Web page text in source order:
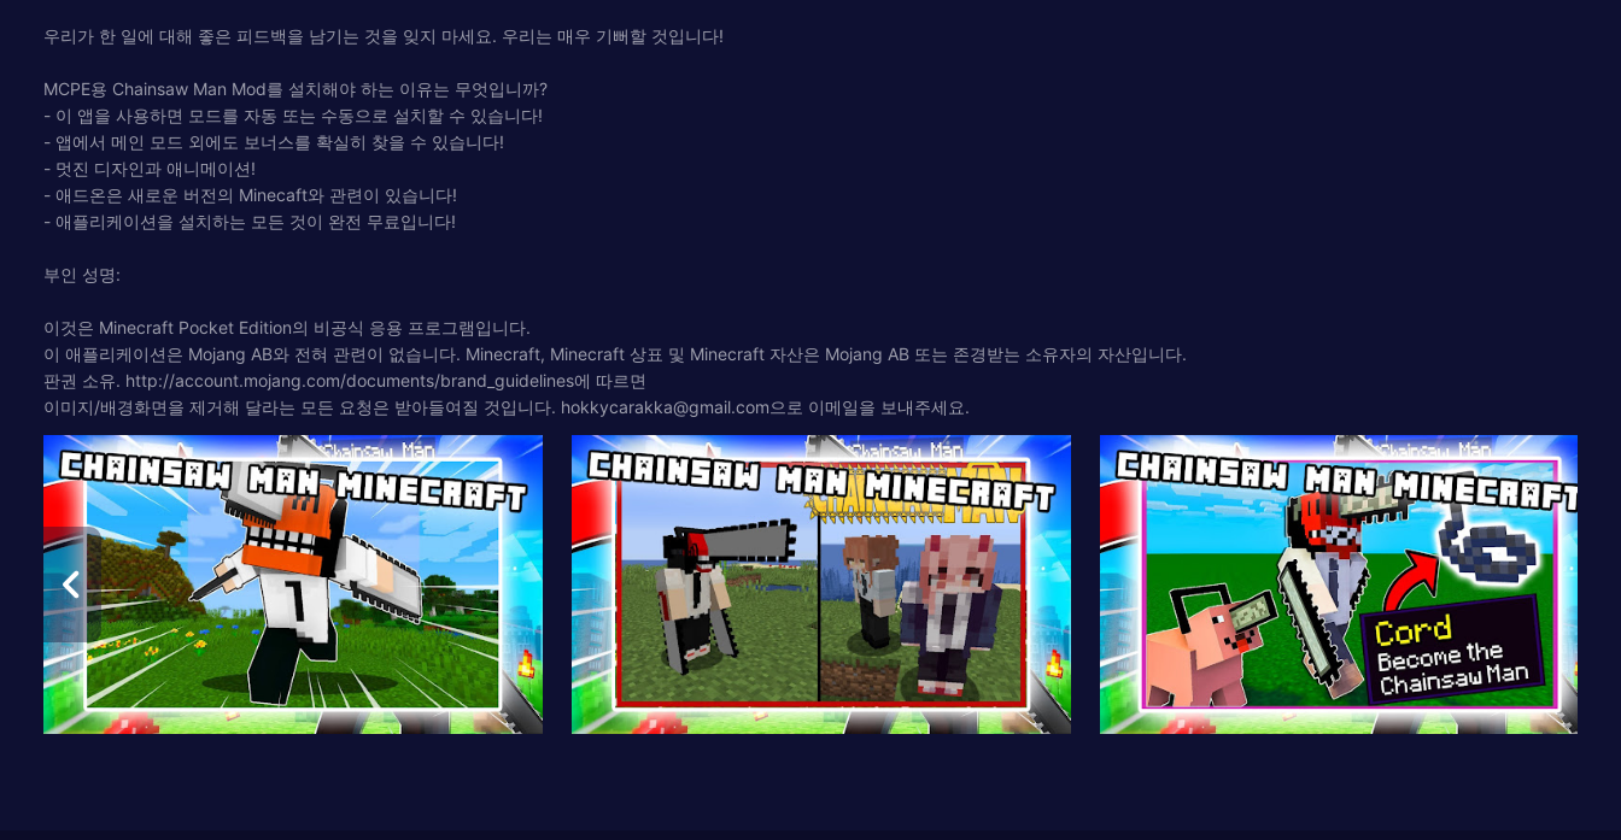
우리가 한 일에 대해 좋은 피드백을 남기는 것을 잊지 마세요. 우리는 매우 기뻐할 것입니다!
MCPE용 Chainsaw Man Mod를 설치해야 하는 이유는 무엇입니까?
- 이 앱을 사용하면 모드를 자동 또는 수동으로 설치할 수 있습니다!
- 앱에서 메인 모드 외에도 보너스를 확실히 찾을 수 있습니다!
- 멋진 디자인과 애니메이션!
- 애드온은 새로운 버전의 Minecaft와 관련이 있습니다!
- 애플리케이션을 설치하는 모든 것이 완전 무료입니다!
부인 성명:
이것은 Minecraft Pocket Edition의 비공식 응용 프로그램입니다.
이 애플리케이션은 Mojang AB와 전혀 관련이 없습니다. Minecraft, Minecraft 상표 및 Minecraft 자산은 Mojang AB 또는 존경받는 소유자의 자산입니다.
판권 소유. http://account.mojang.com/documents/brand_guidelines에 따르면
이미지/배경화면을 제거해 달라는 모든 요청은 받아들여질 것입니다. hokkycarakka@gmail.com으로 이메일을 보내주세요.